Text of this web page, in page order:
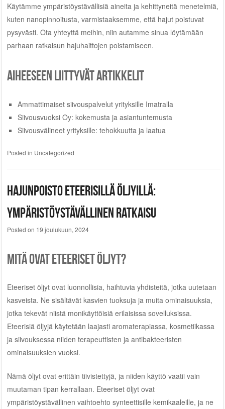
Käytämme ympäristöystävällisiä aineita ja kehittyneitä menetelmiä,
kuten nanopinnoitusta, varmistaaksemme, että hajut poistuvat
pysyvästi. Ota yhteyttä meihin, niin autamme sinua löytämään
parhaan ratkaisun hajuhaittojen poistamiseen.
Aiheeseen liittyvät artikkelit
Ammattimaiset siivouspalvelut yrityksille Imatralla
Siivousvuoksi Oy: kokemusta ja asiantuntemusta
Siivousvälineet yrityksille: tehokkuutta ja laatua
Posted in Uncategorized
Hajunpoisto eteerisillä öljyillä:
ympäristöystävällinen ratkaisu
Posted on 19 joulukuun, 2024
Mitä ovat eteeriset öljyt?
Eteeriset öljyt ovat luonnollisia, haihtuvia yhdisteitä, jotka uutetaan
kasveista. Ne sisältävät kasvien tuoksuja ja muita ominaisuuksia,
jotka tekevät niistä monikäyttöisiä erilaisissa sovelluksissa.
Eteerisiä öljyjä käytetään laajasti aromaterapiassa, kosmetiikassa
ja siivouksessa niiden terapeuttisten ja antibakteeristen
ominaisuuksien vuoksi.
Nämä öljyt ovat erittäin tiivistettyjä, ja niiden käyttö vaatii vain
muutaman tipan kerrallaan. Eteeriset öljyt ovat
ympäristöystävällinen vaihtoehto synteettisille kemikaaleille, ja ne